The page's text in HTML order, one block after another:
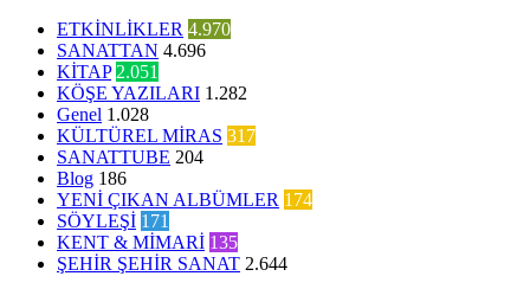
ETKİNLİKLER 4.970
SANATTAN 4.696
KİTAP 2.051
KÖŞE YAZILARI 1.282
Genel 1.028
KÜLTÜREL MİRAS 317
SANATTUBE 204
Blog 186
YENİ ÇIKAN ALBÜMLER 174
SÖYLEŞİ 171
KENT & MİMARİ 135
ŞEHİR ŞEHİR SANAT 2.644